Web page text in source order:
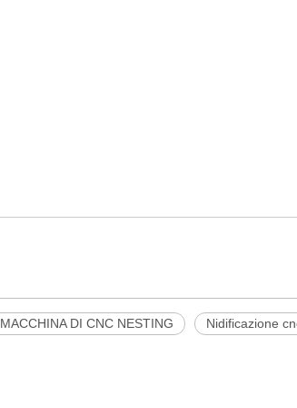
MACCHINA DI CNC NESTING Nidificazione